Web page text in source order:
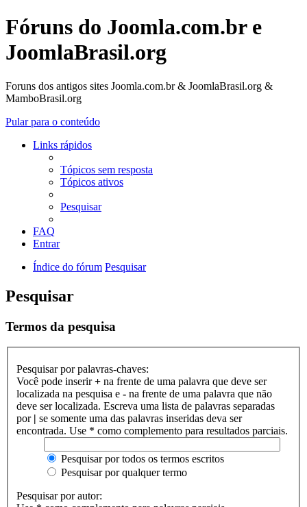
Fóruns do Joomla.com.br e
JoomlaBrasil.org
Foruns dos antigos sites Joomla.com.br & JoomlaBrasil.org &
MamboBrasil.org
Pular para o conteúdo
Links rápidos
Tópicos sem resposta
Tópicos ativos
Pesquisar
FAQ
Entrar
Índice do fórum Pesquisar
Pesquisar
Termos da pesquisa
Pesquisar por palavras-chaves:
Você pode inserir+ na frente de uma palavra que deve ser
localizada na pesquisa e - na frente de uma palavra que não
deve ser localizada. Escreva uma lista de palavras separadas
por | se somente uma das palavras inseridas deva ser
encontrada. Use * como complemento para resultados parciais.
Pesquisar por todos os termos escritos
Pesquisar por qualquer termo
Pesquisar por autor: